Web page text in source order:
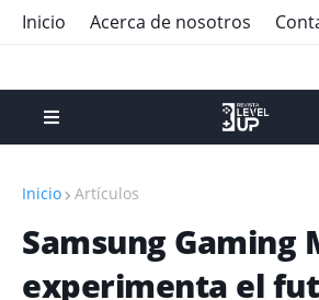
Inicio Acerca de nosotros
Inicio Artículos
Samsung Gaming
experimenta el